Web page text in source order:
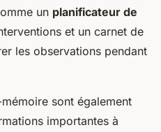
un planificateur de
et un carnet de
les observations pendant
sont également
importantes à